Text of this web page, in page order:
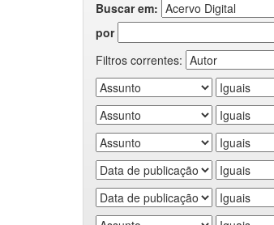
Buscar em:
por
Filtros correntes: